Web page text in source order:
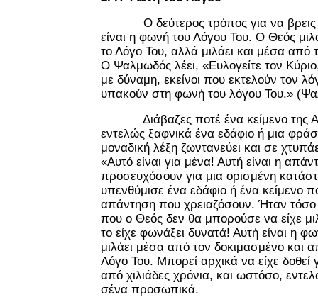
Ο δεύτερος τρόπος για να βρεις
είναι η φωνή του Λόγου Του. Ο Θεός
το Λόγο Του, αλλά μιλάει και μέσα
Ο Ψαλμωδός λέει, «Ευλογείτε τον
με δύναμη, εκείνοι που εκτελούν τον
υπακούν στη φωνή του λόγου Του.»
Διάβαζες ποτέ ένα κείμενο της
εντελώς ξαφνικά ένα εδάφιο ή μια
μοναδική λέξη ζωντανεύει και σε
«Αυτό είναι για μένα! Αυτή είναι η
προσευχόσουν για μια ορισμένη
υπενθύμισε ένα εδάφιο ή ένα κείμενο
απάντηση που χρειαζόσουν. Ήταν τόσο
που ο Θεός δεν θα μπορούσε να είχε
το είχε φωνάξει δυνατά! Αυτή είναι η
μιλάει μέσα από τον δοκιμασμένο και
Λόγο Του. Μπορεί αρχικά να είχε δοθεί
από χιλιάδες χρόνια, και ωστόσο,
σένα προσωπικά.